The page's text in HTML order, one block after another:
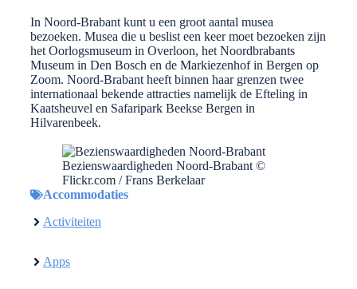
In Noord-Brabant kunt u een groot aantal musea
bezoeken. Musea die u beslist een keer moet bezoeken zijn
het Oorlogsmuseum in Overloon, het Noordbrabants
Museum in Den Bosch en de Markiezenhof in Bergen op
Zoom. Noord-Brabant heeft binnen haar grenzen twee
internationaal bekende attracties namelijk de Efteling in
Kaatsheuvel en Safaripark Beekse Bergen in
Hilvarenbeek.
Bezienswaardigheden Noord-Brabant ©
Flickr.com / Frans Berkelaar
Accommodaties
Activiteiten
Apps